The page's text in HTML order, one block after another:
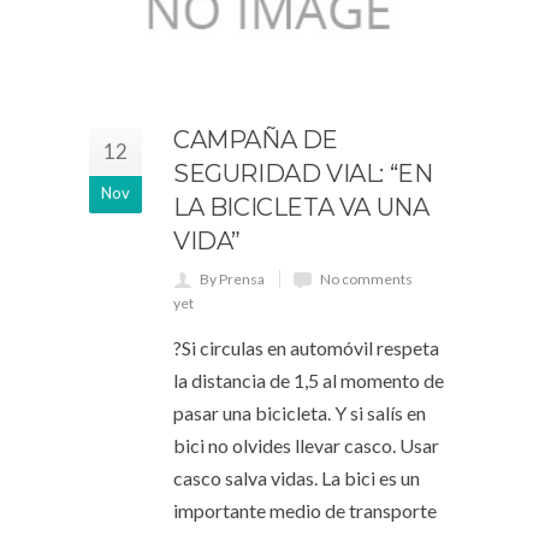
12
Nov
CAMPAÑA DE
SEGURIDAD VIAL: “EN
LA BICICLETA VA UNA
VIDA”
By Prensa
No comments
yet
?Si circulas en automóvil respeta
la distancia de 1,5 al momento de
pasar una bicicleta. Y si salís en
bici no olvides llevar casco. Usar
casco salva vidas. La bici es un
importante medio de transporte